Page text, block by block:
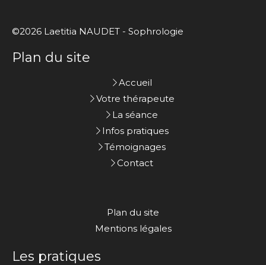
©2026 Laetitia NAUDET - Sophrologie
Plan du site
Accueil
Votre thérapeute
La séance
Infos pratiques
Témoignages
Contact
Plan du site
Mentions légales
Les pratiques